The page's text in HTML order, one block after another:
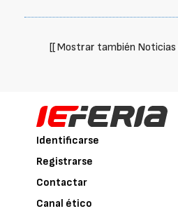
[[ Mostrar también Noticias
Identificarse
Registrarse
Contactar
Canal ético